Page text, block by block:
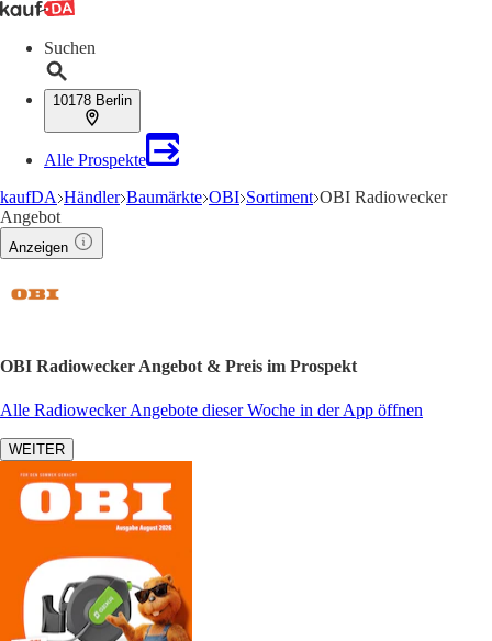
Suchen
10178 Berlin
Alle Prospekte
kaufDA Händler Baumärkte OBI Sortiment OBI Radiowecker
Angebot
Anzeigen
OBI Radiowecker Angebot & Preis im Prospekt
Alle Radiowecker Angebote dieser Woche in der App öffnen
WEITER